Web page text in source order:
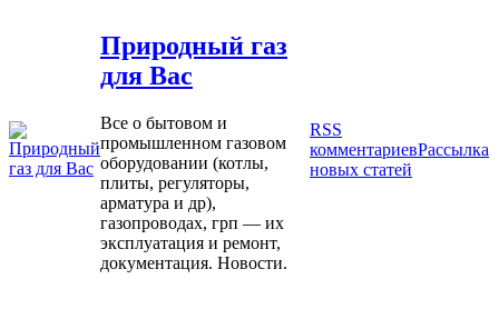
Природный газ
для Вас
Все о бытовом и
промышленном газовом
оборудовании (котлы,
плиты, регуляторы,
арматура и др),
газопроводах, грп — их
эксплуатация и ремонт,
документация. Новости.
RSS
комментариевРассылка
новых статей